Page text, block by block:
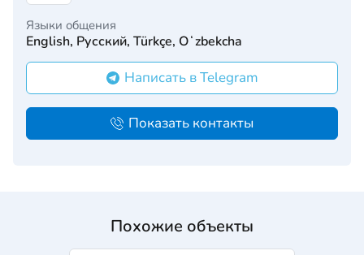
Языки общения
English, Русский, Türkçe, Oʻzbekcha
Написать в Telegram
Показать контакты
Похожие объекты